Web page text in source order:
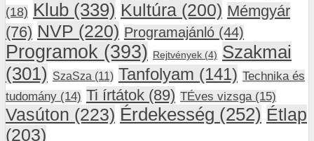
(18) Klub (339) Kultúra (200) Mémgyár
(76) NVP (220) Programajánló (44)
Programok (393) Rejtvények (4) Szakmai
(301) SzaSza (11) Tanfolyam (141) Technika és
tudomány (14) Ti írtátok (89) TÉves vizsga(15)
Vasúton (223) Érdekesség (252) Étlap
(203)